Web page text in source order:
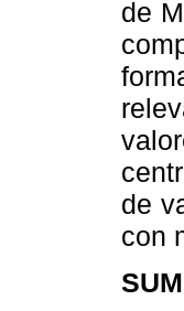
de
de
con